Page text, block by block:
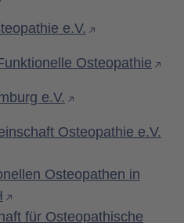
e.V.
Osteopathie
e.V.
Osteopathie e.V.
Osteopathen in
für Osteopathische